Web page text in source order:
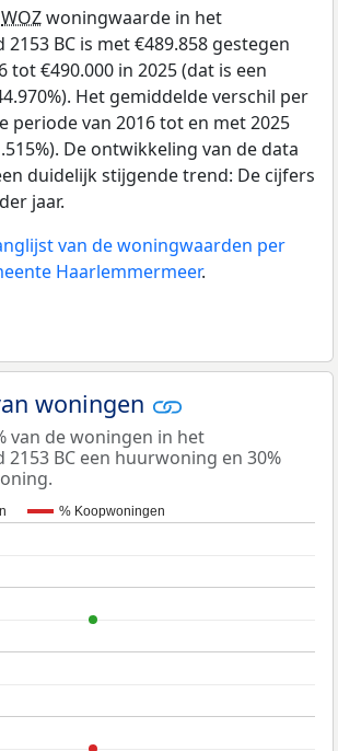
WOZwoningwaarde in het
BC is met €489.858 gestegen
tot €490.000 in 2025 (dat is een
Het gemiddelde verschil per
periode van 2016 tot en met 2025
De ontwikkeling van de data
duidelijk stijgende trend: De cijfers
jaar.
van de woningwaarden per
Haarlemmermeer.
woningen
van de woningen in het
BC een huurwoning en 30%
% Koopwoningen